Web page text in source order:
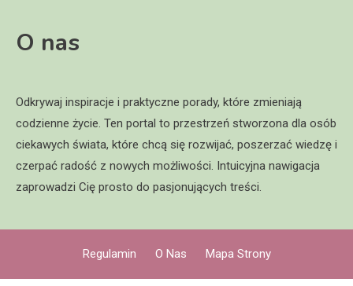
O nas
Odkrywaj inspiracje i praktyczne porady, które zmieniają
codzienne życie. Ten portal to przestrzeń stworzona dla osób
ciekawych świata, które chcą się rozwijać, poszerzać wiedzę i
czerpać radość z nowych możliwości. Intuicyjna nawigacja
zaprowadzi Cię prosto do pasjonujących treści.
Regulamin O Nas Mapa Strony